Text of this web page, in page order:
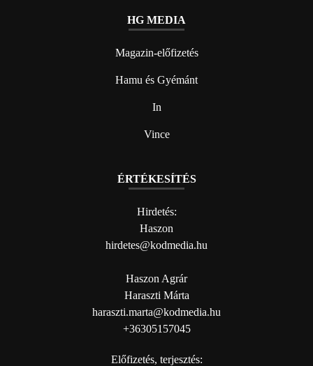
HG MEDIA
Magazin-előfizetés
Hamu és Gyémánt
In
Vince
ÉRTÉKESÍTÉS
Hirdetés:
Haszon
hirdetes@kodmedia.hu
Haszon Agrár
Haraszti Márta
haraszti.marta@kodmedia.hu
+36305157045
Előfizetés, terjesztés: